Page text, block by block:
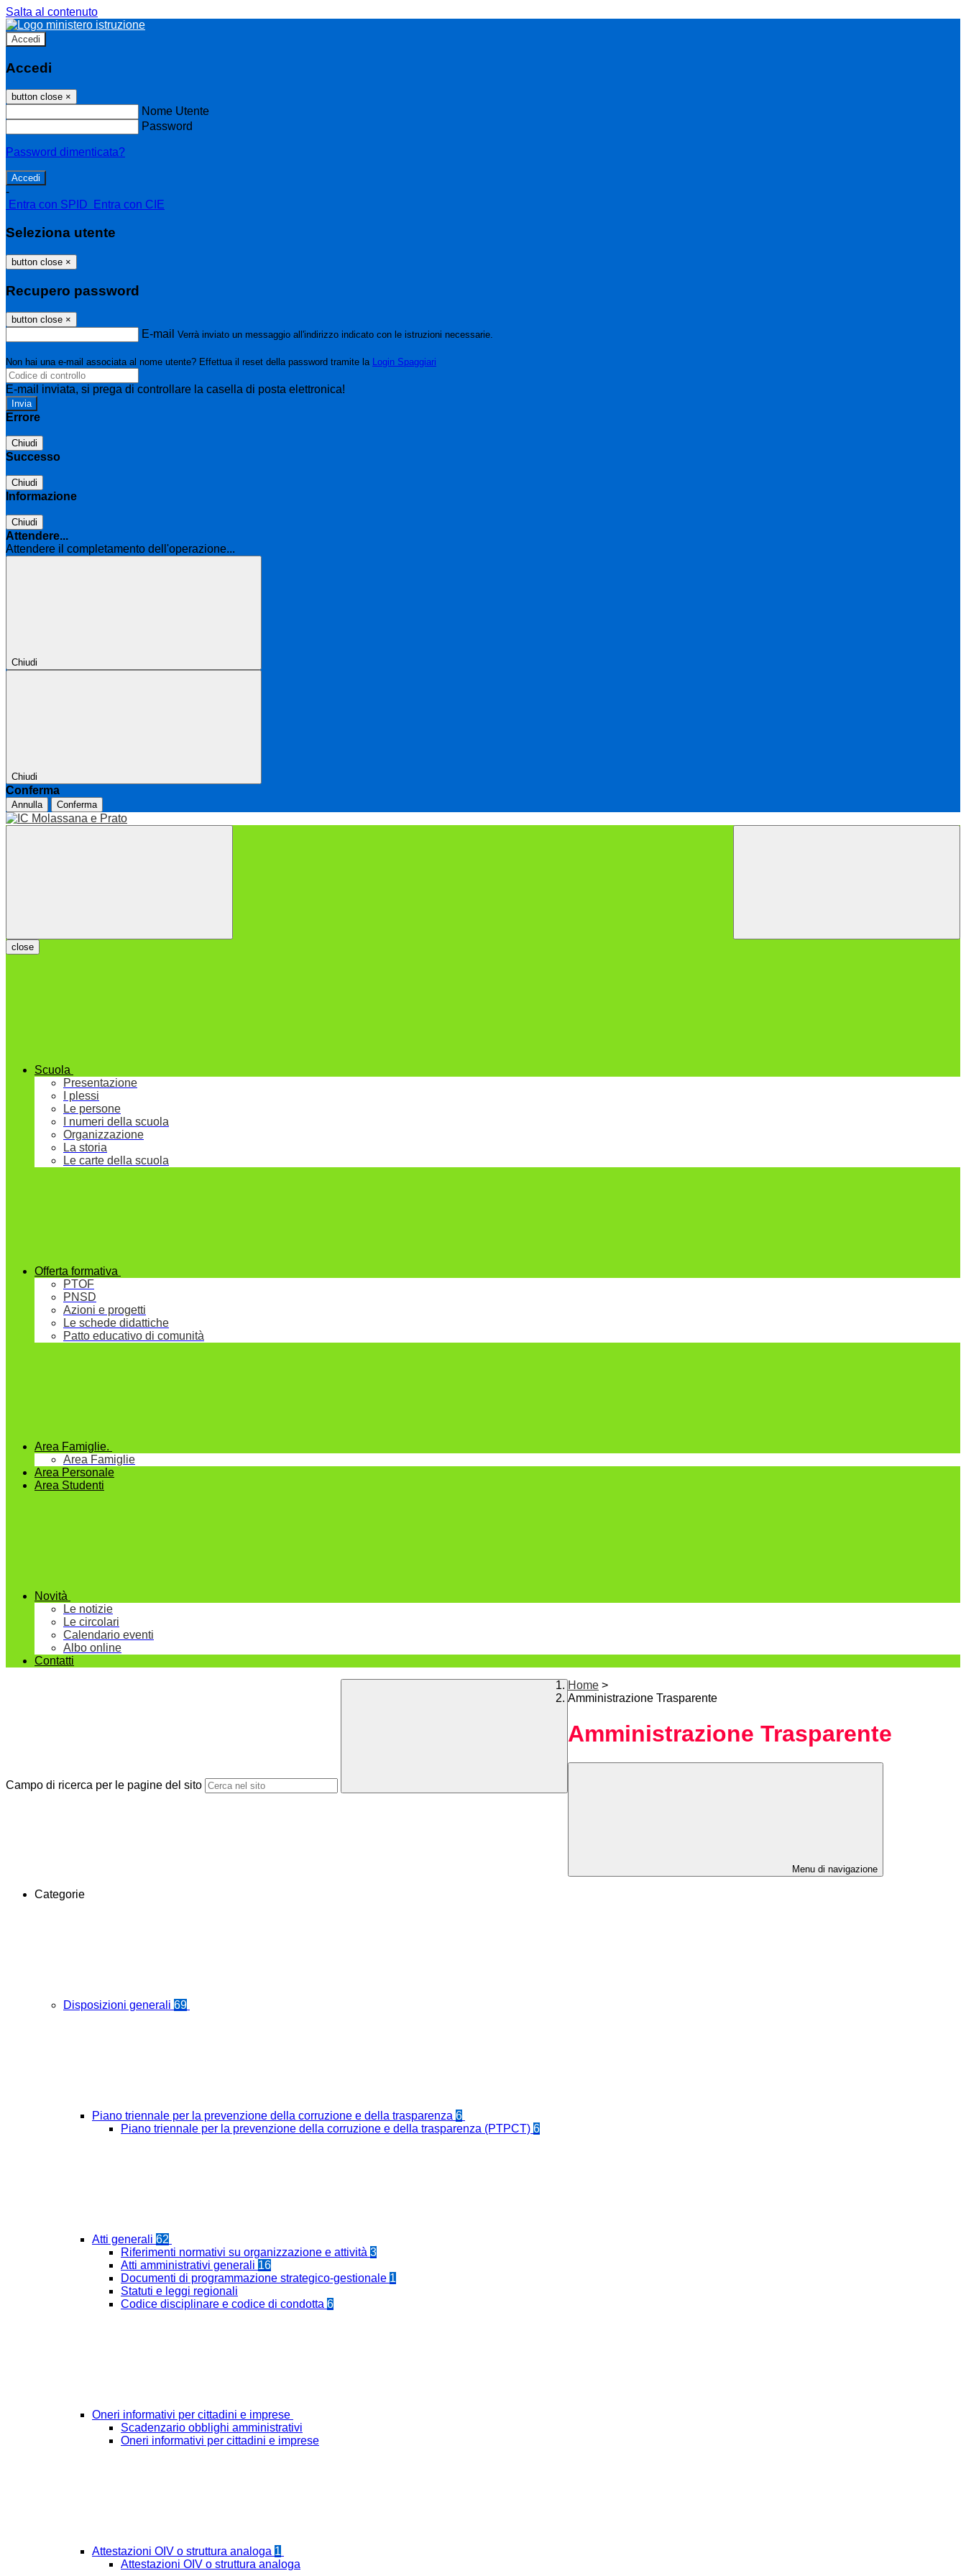
Salta al contenuto
Accedi
Accedi
button close ×
Nome Utente
Password
Password dimenticata?
-
Entra con SPID
Entra con CIE
Seleziona utente
button close ×
Recupero password
button close ×
E-mail Verrà inviato un messaggio all'indirizzo indicato con le istruzioni necessarie.
Non hai una e-mail associata al nome utente? Effettua il reset della password tramite la Login Spaggiari
E-mail inviata, si prega di controllare la casella di posta elettronica!
Errore
Chiudi
Successo
Chiudi
Informazione
Chiudi
Attendere...
Attendere il completamento dell'operazione...
Chiudi
Chiudi
Conferma
Annulla Conferma
close
Scuola
Presentazione
I plessi
Le persone
I numeri della scuola
Organizzazione
La storia
Le carte della scuola
Offerta formativa
PTOF
PNSD
Azioni e progetti
Le schede didattiche
Patto educativo di comunità
Area Famiglie.
Area Famiglie
Area Personale
Area Studenti
Novità
Le notizie
Le circolari
Calendario eventi
Albo online
Contatti
Campo di ricerca per le pagine del sito
Home >
Amministrazione Trasparente
Amministrazione Trasparente
Menu di navigazione
Categorie
Disposizioni generali 69
Piano triennale per la prevenzione della corruzione e della trasparenza 6
Piano triennale per la prevenzione della corruzione e della trasparenza (PTPCT) 6
Atti generali 62
Riferimenti normativi su organizzazione e attività 3
Atti amministrativi generali 16
Documenti di programmazione strategico-gestionale 1
Statuti e leggi regionali
Codice disciplinare e codice di condotta 6
Oneri informativi per cittadini e imprese
Scadenzario obblighi amministrativi
Oneri informativi per cittadini e imprese
Attestazioni OIV o struttura analoga 1
Attestazioni OIV o struttura analoga